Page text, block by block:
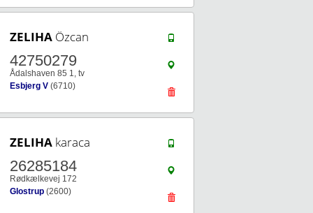
ZELIHA Özcan
42750279
Ådalshaven 85 1, tv
Esbjerg V (6710)
ZELIHA karaca
26285184
Rødkælkevej 172
Glostrup (2600)